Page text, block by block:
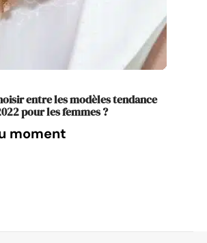
entre les modèles tendance
pour les femmes ?
moment